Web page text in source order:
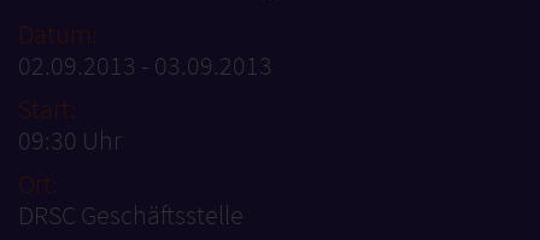
Datum:
02.09.2013 - 03.09.2013
Start:
09:30 Uhr
Ort:
DRSC Geschäftsstelle